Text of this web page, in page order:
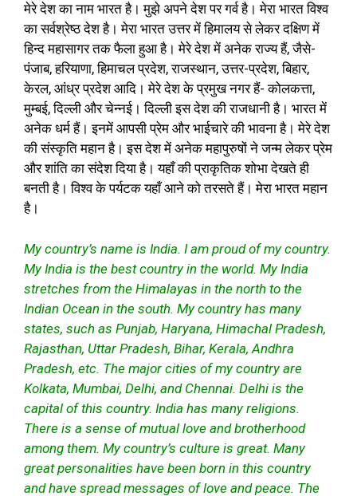
मेरे देश का नाम भारत है। मुझे अपने देश पर गर्व है। मेरा भारत विश्व
का सर्वश्रेष्ठ देश है। मेरा भारत उत्तर में हिमालय से लेकर दक्षिण में
हिन्द महासागर तक फैला हुआ है। मेरे देश में अनेक राज्य हैं, जैसे-
पंजाब, हरियाणा, हिमाचल प्रदेश, राजस्थान, उत्तर-प्रदेश, बिहार,
केरल, आंध्र प्रदेश आदि। मेरे देश के प्रमुख नगर हैं- कोलकत्ता,
मुम्बई, दिल्ली और चेन्नई। दिल्ली इस देश की राजधानी है। भारत में
अनेक धर्म हैं। इनमें आपसी प्रेम और भाईचारे की भावना है। मेरे देश
की संस्कृति महान है। इस देश में अनेक महापुरुषों ने जन्म लेकर प्रेम
और शांति का संदेश दिया है। यहाँ की प्राकृतिक शोभा देखते ही
बनती है। विश्व के पर्यटक यहाँ आने को तरसते हैं। मेरा भारत महान
है।
My country’s name is India. I am proud of my country.
My India is the best country in the world. My India
stretches from the Himalayas in the north to the
Indian Ocean in the south. My country has many
states, such as Punjab, Haryana, Himachal Pradesh,
Rajasthan, Uttar Pradesh, Bihar, Kerala, Andhra
Pradesh, etc. The major cities of my country are
Kolkata, Mumbai, Delhi, and Chennai. Delhi is the
capital of this country. India has many religions.
There is a sense of mutual love and brotherhood
among them. My country’s culture is great. Many
great personalities have been born in this country
and have spread messages of love and peace. The